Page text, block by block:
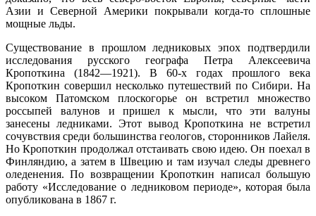
Азии и Северной Америки покрывали когда-то сплошные
мощные льды.
Существование в прошлом ледниковых эпох подтвердили
исследования русского географа Петра Алексеевича
Кропоткина (1842—1921). В 60-х годах прошлого века
Кропоткин совершил несколько путешествий по Сибири. На
высоком Патомском плоскогорье он встретил множество
россыпей валунов и пришел к мысли, что эти валуны
занесены ледниками. Этот вывод Кропоткина не встретил
сочувствия среди большинства геологов, сторонников Лайеля.
Но Кропоткин продолжал отстаивать свою идею. Он поехал в
Финляндию, а затем в Швецию и там изучал следы древнего
оледенения. По возвращении Кропоткин написал большую
работу «Исследование о ледниковом периоде», которая была
опубликована в 1867 г.